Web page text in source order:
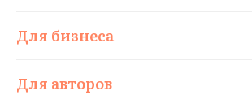
Для бизнеса
Для авторов